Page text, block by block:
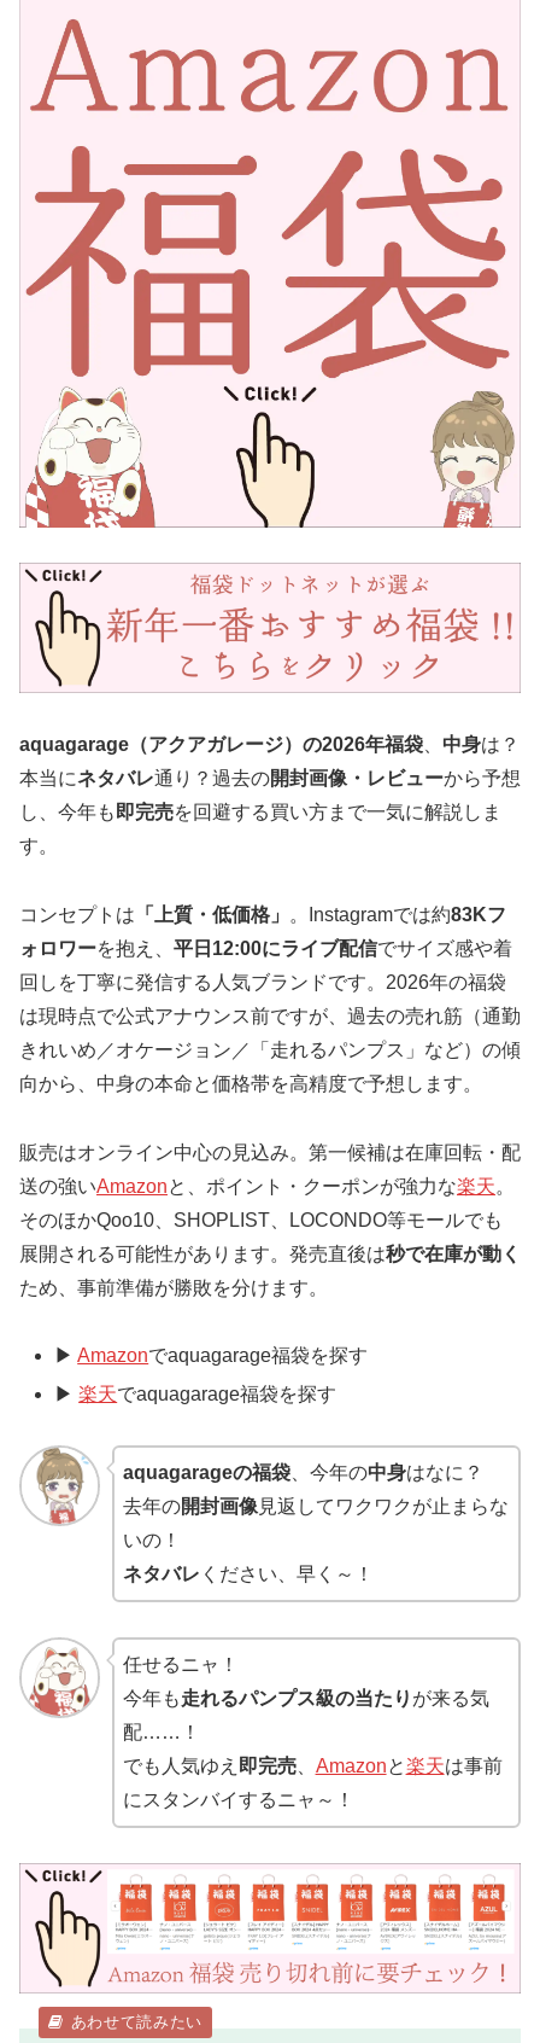
aquagarage（アクアガレージ）の2026年福袋 中身は？
本当にネタバレ通り？過去の開封画像・レビューから予想
し、今年も 即完売を回避する買い方まで一気に解説しま
す。
コンセプトは 「上質・低価格」 。Instagramでは約83Kフ
ォロワーを抱え、 平日12:00にライブ配信でサイズ感や着
回しを丁寧に発信する人気ブランドです。2026年の福袋
は現時点で公式アナウンス前ですが、過去の売れ筋（通勤
きれいめ／オケージョン／「走れるパンプス」など）の傾
向から、中身の本命と価格帯を高精度で予想します。
販売はオンライン中心の見込み。第一候補は在庫回転・配
送の強いAmazonと、ポイント・クーポンが強力な楽天。
そのほかQoo10、SHOPLIST、LOCONDO等モールでも
展開される可能性があります。発売直後は秒で在庫が動く
ため、事前準備が勝敗を分けます。
▶Amazonでaquagarage福袋を探す
▶楽天でaquagarage福袋を探す
aquagarageの福袋、今年の中身はなに？
去年の開封画像 見返してワクワクが止まらな
いの！
ネタバレ ください、早く～！
任せるニャ！
今年も走れるパンプス級の当たり が来る気
配……！
でも人気ゆえ 即完売、 Amazonと楽天は事前
にスタンバイするニャ～！